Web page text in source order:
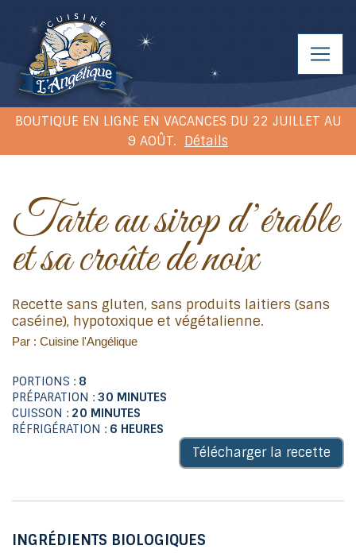
BOUTIQUE EN LIGNE EN VACANCES DU 22 JUILLET AU
9 AOÛT. Détails
Tarte au sirop d’érable
et sa croûte de noix
Recette sans gluten, sans produits laitiers (sans
caséine), hypotoxique et végétalienne.
Par : Cuisine l'Angélique
PORTIONS : 8
PRÉPARATION : 30 MINUTES
CUISSON : 20 MINUTES
RÉFRIGÉRATION : 6 HEURES
Télécharger la recette
INGRÉDIENTS BIOLOGIQUES